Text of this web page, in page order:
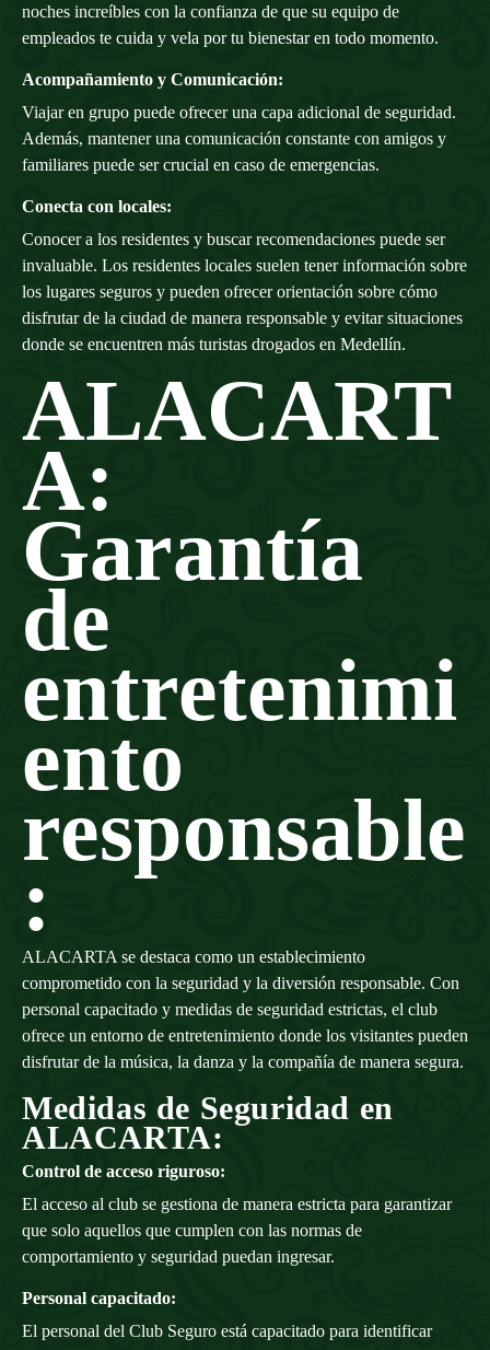
noches increíbles con la confianza de que su equipo de
empleados te cuida y vela por tu bienestar en todo momento.
Acompañamiento y Comunicación:
Viajar en grupo puede ofrecer una capa adicional de seguridad.
Además, mantener una comunicación constante con amigos y
familiares puede ser crucial en caso de emergencias.
Conecta con locales:
Conocer a los residentes y buscar recomendaciones puede ser
invaluable. Los residentes locales suelen tener información sobre
los lugares seguros y pueden ofrecer orientación sobre cómo
disfrutar de la ciudad de manera responsable y evitar situaciones
donde se encuentren más turistas drogados en Medellín.
ALACART
A:
Garantía
de
entretenimi
ento
responsable
:
ALACARTA se destaca como un establecimiento
comprometido con la seguridad y la diversión responsable. Con
personal capacitado y medidas de seguridad estrictas, el club
ofrece un entorno de entretenimiento donde los visitantes pueden
disfrutar de la música, la danza y la compañía de manera segura.
Medidas de Seguridad en
ALACARTA:
Control de acceso riguroso:
El acceso al club se gestiona de manera estricta para garantizar
que solo aquellos que cumplen con las normas de
comportamiento y seguridad puedan ingresar.
Personal capacitado:
El personal del Club Seguro está capacitado para identificar